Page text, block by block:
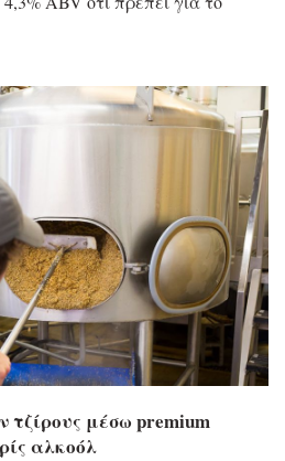
τζίρους μέσω premium
αλκοόλ